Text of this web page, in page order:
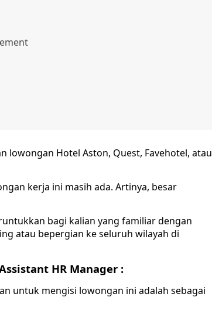
lowongan Hotel Aston, Quest, Favehotel, atau
kerja ini masih ada. Artinya, besar
bagi kalian yang familiar dengan
atau bepergian ke seluruh wilayah di
HR Manager :
untuk mengisi lowongan ini adalah sebagai